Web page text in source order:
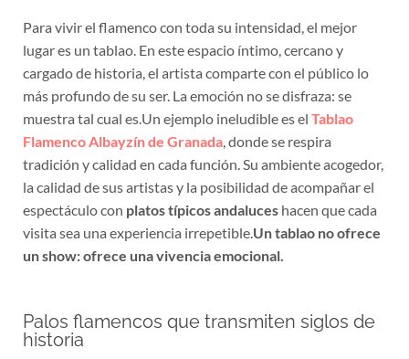
Para vivir el flamenco con toda su intensidad, el mejor
lugar es un tablao. En este espacio íntimo, cercano y
cargado de historia, el artista comparte con el público lo
más profundo de su ser. La emoción no se disfraza: se
muestra tal cual es.Un ejemplo ineludible es el Tablao
Flamenco Albayzín de Granada, donde se respira
tradición y calidad en cada función. Su ambiente acogedor,
la calidad de sus artistas y la posibilidad de acompañar el
espectáculo con platos típicos andaluceshacen que cada
visita sea una experiencia irrepetible. Un tablao no ofrece
un show: ofrece una vivencia emocional.
Palos flamencos que transmiten siglos de
historia